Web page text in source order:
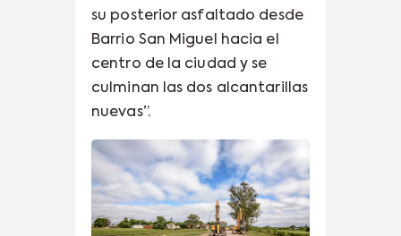
su posterior asfaltado desde
Barrio San Miguel hacia el
centro de la ciudad y se
culminan las dos alcantarillas
nuevas”.